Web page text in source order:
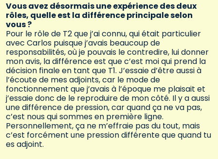
Vous avez désormais une expérience des deux
rôles, quelle est la différence principale selon
vous ?
Pour le rôle de T2 que j’ai connu, qui était particulier
avec Carlos puisque j’avais beaucoup de
responsabilités, où je pouvais le contredire, lui donner
mon avis, la différence est que c’est moi qui prend la
décision finale en tant que T1. J’essaie d’être aussi à
l’écoute de mes adjoints, car le mode de
fonctionnement que j’avais à l’époque me plaisait et
j’essaie donc de le reproduire de mon côté. Il y a aussi
une différence de pression, car quand ça ne va pas,
c’est nous qui sommes en première ligne.
Personnellement, ça ne m’effraie pas du tout, mais
c’est forcément une pression différente que quand tu
es adjoint.